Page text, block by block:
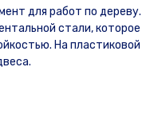
для работ по дереву.
стали, которое
На пластиковой